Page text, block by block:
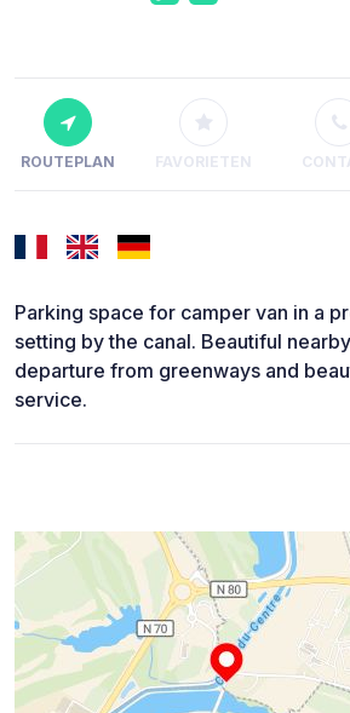
ROUTEPLAN FAVORIETEN
Parking space for camper van in a
setting by the canal. Beautiful
departure from greenways and
service.